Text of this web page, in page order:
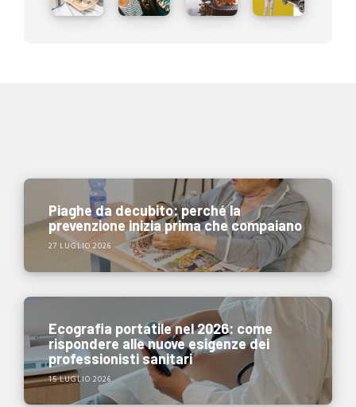
Piaghe da decubito: perché la
prevenzione inizia prima che compaiano
27 LUGLIO 2026
Ecografia portatile nel 2026: come
rispondere alle nuove esigenze dei
professionisti sanitari
15 LUGLIO 2026